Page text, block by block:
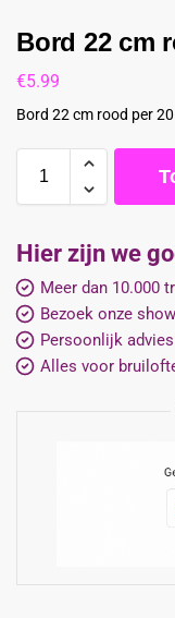
Bord 22 cm
€5.99
Bord 22 cm rood per
Hier zijn we
Meer dan 10.000
Bezoek onze
Persoonlijk
Alles voor